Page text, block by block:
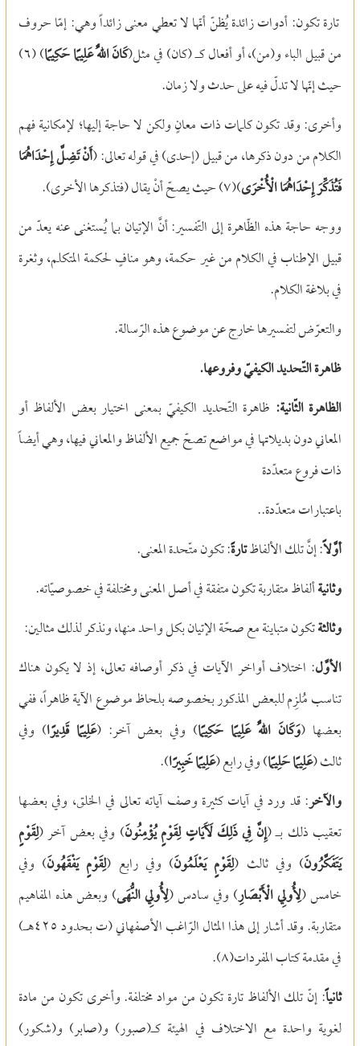
تارة تكون: أدوات زائدة يُظنّ أنّها لا تعطي معنى زائداً وهي: إمّا حروف
من قبيل الباء و(من)، أو أفعال كـ (كان) في مثل(كَانَ اللَّهُ عَلِيمًا حَكِيمًا) (٦)
حيث إنّها لا تدلّ فيه على حدث ولا زمان.
وأخرى: وقد تكون كلمات ذات معانٍ ولكن لا حاجة إليها؛ لإمكانية فهم
الكلام من دون ذكرها، من قبيل (إحدى) في قوله تعالى: (أَنْ تَضِلَّ إِحْدَاهُمَا
فَتُذَكِّرَ إِحْدَاهُمَا الْأُخْرَى)(٧) حيث يصحّ أنْ يقال (فتذكرها الأخرى).
ووجه حاجة هذه الظّاهرة إلى التّفسير: أنَّ الإتيان بما يُستغنى عنه يعدّ من
قبيل الإطناب في الكلام من غير حكمة، وهو منافٍ لحكمة المتكلم، وثغرة
في بلاغة الكلام.
والتعرّض لتفسيرها خارج عن موضوع هذه الرّسالة.
ظاهرة التّحديد الكيفيّ وفروعها.
الظاهرة الثّانية: ظاهرة التّحديد الكيفيّ بمعنى اختيار بعض الألفاظ أو
المعاني دون بديلاتها في مواضع تصحّ جميع الألفاظ والمعاني فيها، وهي أيضاً
ذات فروع متعدّدة
باعتبارات متعدّدة..
أوَّلاً: إنَّ تلك الألفاظتارةً: تكون متّحدة المعنى.
وثانيةألفاظ متقاربة تكون متفقة في أصل المعنى ومختلفة في خصوصيّاته.
وثالثةتكون متباينة مع صحّة الإتيان بكل واحد منها، ونذكر لذلك مثالين:
الأوَّل: اختلاف أواخر الآيات في ذكر أوصافه تعالى، إذ لا يكون هناك
تناسب مُلزِم للبعض المذكور بخصوصه بلحاظ موضوع الآية ظاهراً، ففي
بعضها (وَكَانَ اللَّهُ عَلِيمًا حَكِيمًا) وفي بعض آخر: (عَلِيمًا قَدِيرًا) وفي
ثالث (عَلِيمًا حَلِيمًا) وفي رابع (عَلِيمًا خَبِيرًا).
والآخر: قد ورد في آيات كثيرة وصف آياته تعالى في الخلق، وفي بعضها
تعقيب ذلك بـ (إِنَّ فِي ذَلِكَ لَآَيَاتٍ لِقَوْمٍ يُؤْمِنُونَ) وفي بعض آخر (لِقَوْمٍ
يَتَفَكَّرُونَ) وفي ثالث (لِقَوْمٍ يَعْلَمُونَ) وفي رابع (لِقَوْمٍ يَفْقَهُونَ) وفي
خامس (لِأُولِي الْأَبْصَارِ) وفي سادس (لِأُولِي النُّهَى) وبعض هذه المفاهيم
متقاربة. وقد أشار إلى هذا المثال الرّاغب الأصفهاني (ت بحدود ٤٢٥هـ)
في مقدمة كتاب المفردات(٨) .
ثانياً: إنّ تلك الألفاظ تارة تكون من مواد مختلفة. وأخرى تكون من مادة
لغوية واحدة مع الاختلاف في الهيئة كـ(صبور) و(صابر) و(شكور)